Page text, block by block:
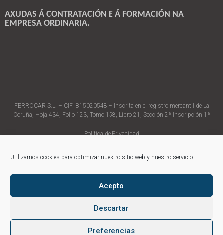
Utilizamos cookies para optimizar nuestro sitio web y nuestro servicio.
Acepto
Descartar
Preferencias
AXUDAS Á CONTRATACIÓN E Á FORMACIÓN NA
EMPRESA ORDINARIA.
FERROCAR S.L. – CIF. B15020548 – Inscrita en el registro mercantil de La
Coruña, Hoja 434, Folio 123, Tomo 158, Libro 21, Sección 2ª Inscripción 1ª
Política de Privacidad